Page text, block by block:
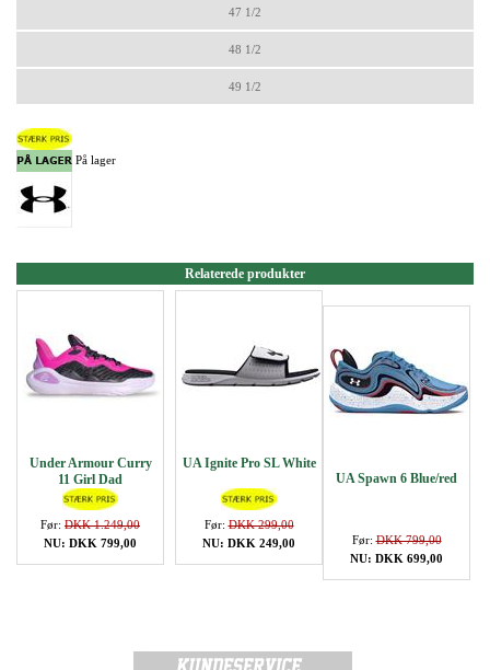
47 1/2
48 1/2
49 1/2
På lager
Relaterede produkter
Under Armour Curry
11 Girl Dad
Før: DKK 1.249,00
NU: DKK 799,00
UA Ignite Pro SL White
Før:DKK 299,00
NU: DKK 249,00
UA Spawn 6 Blue/red
Før:DKK 799,00
NU: DKK 699,00